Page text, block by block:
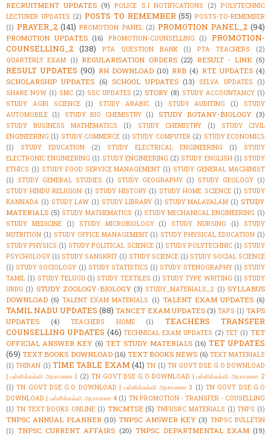
RECRUITMENT UPDATES (9) POLICE S.I NOTIFICATIONS (2) POLYTECHNIC
LECTURER UPDATES (2) POSTS TO REMEMBER (55) POSTS-TO-REMEMBER
(1) PRAYER_2 (141) PROMOTION PANEL (2) PROMOTION PANEL_2 (94)
PROMOTION UPDATES (16) PROMOTION-COUNSELLING (1)
PROMOTION-
COUNSELLING_2 (138) PTA QUESTION BANK (1) PTA TEACHERS
(2)
QUARTERLY EXAM (1) REGULARISATION ORDERS (22) RESULT - LINK (5)
RESULT UPDATES (90) RH DOWNLOAD (10) RRB (4) RTE UPDATES (4)
SCHOLARSHIP UPDATES (6) SCHOOL UPDATES (13) SELVA UPDATES
(1)
SHARE NOW (1) SMC (2) SSC UPDATES (2) STORY (8) STUDY ACCOUNTANCY (1)
STUDY AGRI SCIENCE
(1) STUDY ARABIC (1) STUDY AUDITING (1)
STUDY
AUTOMOBILE (1) STUDY BIO CHEMISTRY (1) STUDY BOTANY-BIOLOGY (3)
STUDY BUSINESS MATHEMATICS (1) STUDY CHEMISTRY (1)
STUDY CIVIL
ENGINEERING (1) STUDY COMMERCE (1) STUDY COMPUTER (2) STUDY ECONOMICS
(1)
STUDY EDUCATION (2) STUDY ELECTRICAL ENGINEERING (1)
STUDY
ELECTRONIC ENGINEERING (1) STUDY ENGINEERING (2) STUDY ENGLISH (1) STUDY
ETHICS (1) STUDY FOOD SERVICE MANAGEMENT (1) STUDY GENERAL MACHINIST
(1) STUDY GENERAL STUDIES (1) STUDY GEOGRAPHY (1) STUDY GEOLOGY (1)
STUDY HINDU RELIGION (1) STUDY HISTORY (1) STUDY HOME SCIENCE (1) STUDY
KANNADA (1) STUDY LAW (1) STUDY LIBRARY (1) STUDY MALAYALAM (1) STUDY
MATERIALS (5) STUDY MATHEMATICS (1) STUDY MECHANICAL ENGINEERING (1)
STUDY MEDICINE
(1) STUDY MICROBIOLOGY (1) STUDY NURSING (1)
STUDY
NUTRITION (1) STUDY OFFICE MANAGEMENT (1) STUDY PHYSICAL EDUCATION (1)
STUDY PHYSICS (1) STUDY POLITICAL SCIENCE (1) STUDY POLYTECHNIC (1) STUDY
PSYCHOLOGY (1) STUDY SANSKRIT (1) STUDY SCIENCE (1) STUDY SOCIAL SCIENCE
(1) STUDY SOCIOLOGY (1) STUDY STATISTICS (1) STUDY STENOGRAPHY (1) STUDY
TAMIL (1) STUDY TELUGU (1) STUDY TEXTILES (1) STUDY TYPE WRITING (1) STUDY
URDU (1) STUDY ZOOLOGY-BIOLOGY (3) STUDY_MATERIALS_2 (1) SYLLABUS
DOWNLOAD (6) TALENT EXAM MATERIALS (1) TALENT EXAM UPDATES (6)
TAMIL NADU UPDATES (88) TANCET EXAM UPDATES (3) TAPS (1) TAPS
UPDATES
(4) TEACHERS HOME (1)
TEACHERS TRANSFER
COUNSELLING UPDATES (46) TECHNICAL EXAM UPDATES (2) TET (1) TET
OFFICIAL ANSWER KEY (6) TET STUDY MATERIALS (16) TET UPDATES
(69) TEXT BOOKS DOWNLOAD (16) TEXT BOOKS NEWS (6) TEXT MATERIALS
(1) THIRAN (1) TIME TABLE EXAM (41) TN (1) TN GOVT DSE G.O DOWNLOAD
| பள்ளிக்கல்வி அரசாணை 1 (2) TN GOVT DSE G.O DOWNLOAD | பள்ளிக்கல்வி அரசாணை 2
(1) TN GOVT DSE G.O DOWNLOAD | பள்ளிக்கல்வி அரசாணை 3 (1) TN GOVT DSE G.O
DOWNLOAD | பள்ளிக்கல்வி அரசாணை 4 (1) TN PROMOTION - TRANSFER - COUSELLING
(1) TN TEXT BOOKS ONLINE (1) TNCMTSE (5) TNFUSRC MATERIALS (1) TNPS (1)
TNPSC ANNUAL PLANNER (10) TNPSC ANSWER KEY (3) TNPSC BULLETIN
(1) TNPSC CURRENT AFFAIRS (20) TNPSC DEPARTMENTAL EXAM (19)